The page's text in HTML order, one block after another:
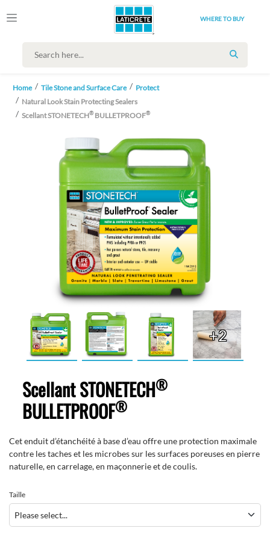
WHERE TO BUY
SEARCH
Home Tile Stone and Surface Care
Protect
Natural Look Stain Protecting Sealers
Scellant STONETECH® BULLETPROOF®
+2
Scellant STONETECH®
BULLETPROOF®
Cet enduit d’étanchéité à base d’eau offre une protection maximale
contre les taches et les microbes sur les surfaces poreuses en pierre
naturelle, en carrelage, en maçonnerie et de coulis.
Taille